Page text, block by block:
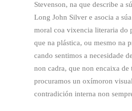
Stevenson, na que describe a
Long John Silver e asocia a
moral coa vixencia literaria do
que na plástica, ou mesmo na
cando sentimos a necesidade
non cadra, que non encaixa de
procuramos un oxímoron
contradición interna non